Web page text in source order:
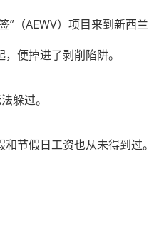
”（AEWV）项目来到新西兰
便掉进了剥削陷阱。
躲过。
节假日工资也从未得到过。